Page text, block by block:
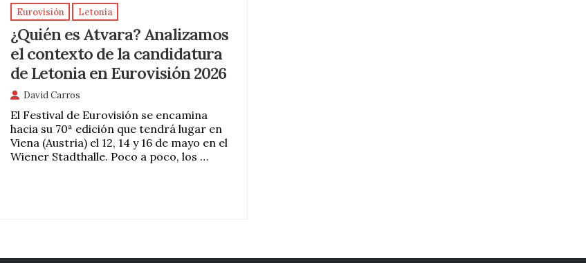
Eurovisión Letonia
¿Quién es Atvara? Analizamos
el contexto de la candidatura
de Letonia en Eurovisión 2026
David Carros
El Festival de Eurovisión se encamina
hacia su 70ª edición que tendrá lugar en
Viena (Austria) el 12, 14 y 16 de mayo en el
Wiener Stadthalle. Poco a poco, los …